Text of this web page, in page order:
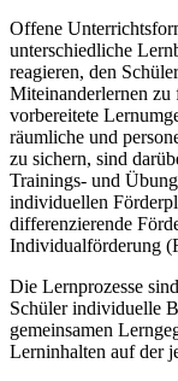
Offene
unterschiedliche
reagieren, den
Miteinanderlernen zu
vorbereitete
räumliche und
zu sichern, sind
Trainings- und
individuellen
differenzierende
Individualförderung
Die Lernprozesse
Schüler individuelle
gemeinsamen
Lerninhalten auf der